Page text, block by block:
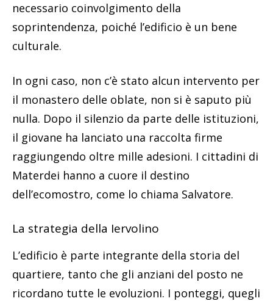
necessario coinvolgimento della
soprintendenza, poiché l’edificio è un bene
culturale.
In ogni caso, non c’è stato alcun intervento per
il monastero delle oblate, non si è saputo più
nulla. Dopo il silenzio da parte delle istituzioni,
il giovane ha lanciato una raccolta firme
raggiungendo oltre mille adesioni. I cittadini di
Materdei hanno a cuore il destino
dell’ecomostro, come lo chiama Salvatore.
La strategia della Iervolino
L’edificio è parte integrante della storia del
quartiere, tanto che gli anziani del posto ne
ricordano tutte le evoluzioni. I ponteggi, quegli